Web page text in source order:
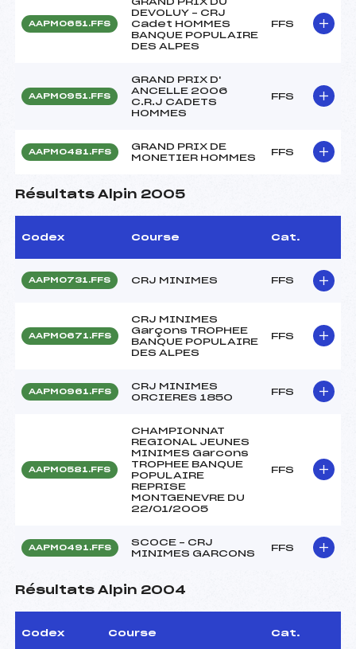
AAPM0651.FFS
DEVOLUY – CRJ
Cadet HOMMES
BANQUE POPULAIRE
DES ALPES
FFS
AAPM0951.FFS
GRAND PRIX D'
ANCELLE 2006
C.R.J CADETS
HOMMES
FFS
AAPM0481.FFS
GRAND PRIX DE
MONETIER HOMMES
FFS
Résultats Alpin 2005
Codex Course Cat.
AAPM0731.FFS CRJ MINIMES FFS
AAPM0671.FFS
CRJ MINIMES
Garçons TROPHEE
BANQUE POPULAIRE
DES ALPES
FFS
AAPM0961.FFS
CRJ MINIMES
ORCIERES 1850
FFS
AAPM0581.FFS
CHAMPIONNAT
REGIONAL JEUNES
MINIMES Garcons
TROPHEE BANQUE
POPULAIRE
REPRISE
MONTGENEVRE DU
22/01/2005
FFS
AAPM0491.FFS
SCOCE – CRJ
MINIMES GARCONS
FFS
Résultats Alpin 2004
Codex Course Cat.